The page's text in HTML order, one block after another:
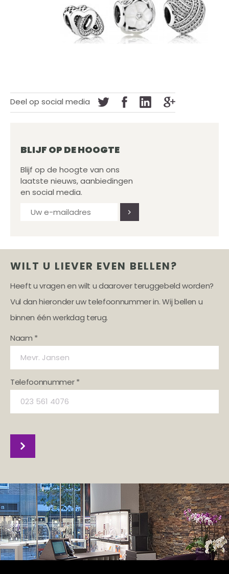
Deel op social media
BLIJF OP DE HOOGTE
Blijf op de hoogte van ons
laatste nieuws, aanbiedingen
en social media.
WILT U LIEVER EVEN BELLEN?
Heeft u vragen en wilt u daarover teruggebeld worden?
Vul dan hieronder uw telefoonnummer in. Wij bellen u
binnen één werkdag terug.
Naam *
Telefoonnummer *